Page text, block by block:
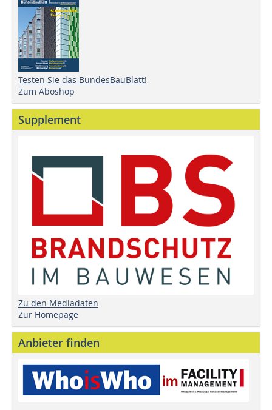
Testen Sie das BundesBauBlatt!
Zum Aboshop
Supplement
Zu den Mediadaten
Zur Homepage
Anbieter finden